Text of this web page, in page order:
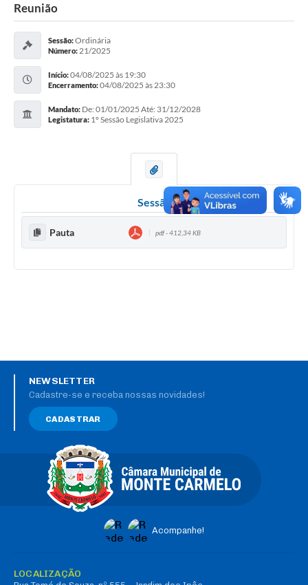
Reunião
Sessão:Ordinária
Número:21/2025
Início:04/08/2025 às 19:30
Encerramento:04/08/2025 às 23:30
Mandato: De: 01/01/2025 Até: 31/12/2028
Legistatura: 1º Sessão Legislativa 2025
Sessão
Pauta pdf - 412,34 KB
Acompanhe!
NEWSLETTER
Cadastre-se e receba nossas novidades!
CADASTRAR
LOCALIZAÇÃO